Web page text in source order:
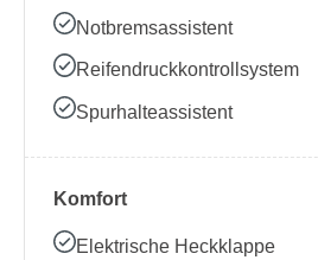
Notbremsassistent
Reifendruckkontrollsystem
Spurhalteassistent
Komfort
Elektrische Heckklappe